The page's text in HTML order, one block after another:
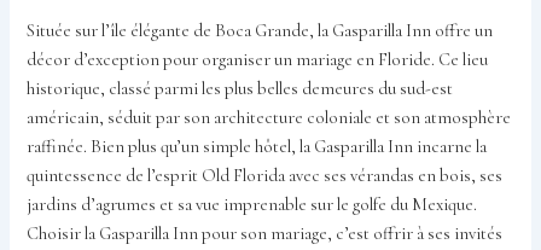
Située sur l’île élégante de Boca Grande, la Gasparilla Inn offre un
décor d’exception pour organiser un mariage en Floride. Ce lieu
historique, classé parmi les plus belles demeures du sud-est
américain, séduit par son architecture coloniale et son atmosphère
raffinée. Bien plus qu’un simple hôtel, la Gasparilla Inn incarne la
quintessence de l’esprit Old Florida avec ses vérandas en bois, ses
jardins d’agrumes et sa vue imprenable sur le golfe du Mexique.
Choisir la Gasparilla Inn pour son mariage, c’est offrir à ses invités